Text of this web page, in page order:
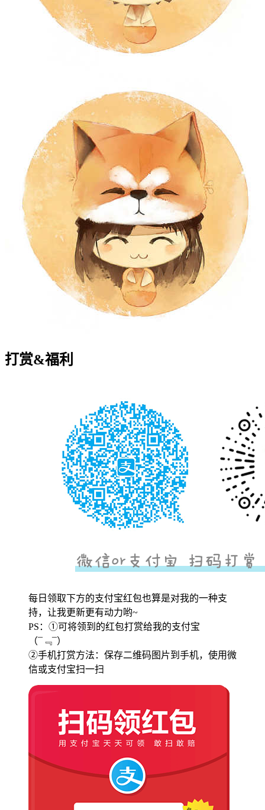
打赏&福利
每日领取下方的支付宝红包也算是对我的一种支
持，让我更新更有动力哟~
PS：①可将领到的红包打赏给我的支付宝
（¯﹃¯）
②手机打赏方法：保存二维码图片到手机，使用微
信或支付宝扫一扫